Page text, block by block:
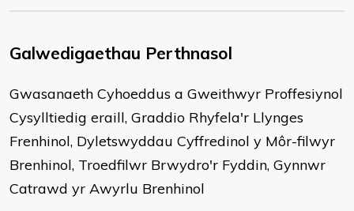
Galwedigaethau Perthnasol
Gwasanaeth Cyhoeddus a Gweithwyr Proffesiynol
Cysylltiedig eraill, Graddio Rhyfela'r Llynges
Frenhinol, Dyletswyddau Cyffredinol y Môr-filwyr
Brenhinol, Troedfilwr Brwydro'r Fyddin, Gynnwr
Catrawd yr Awyrlu Brenhinol